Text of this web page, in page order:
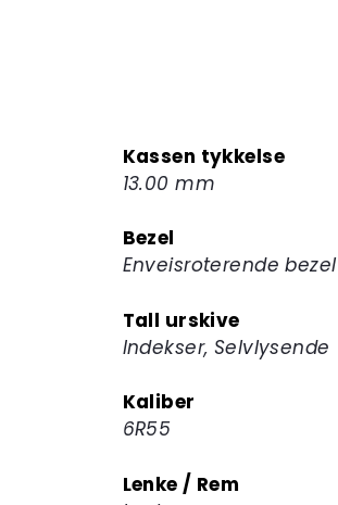
Kassen tykkelse
13.00 mm
Bezel
Enveisroterende bezel
Tall urskive
Indekser, Selvlysende
Kaliber
6R55
Lenke / Rem